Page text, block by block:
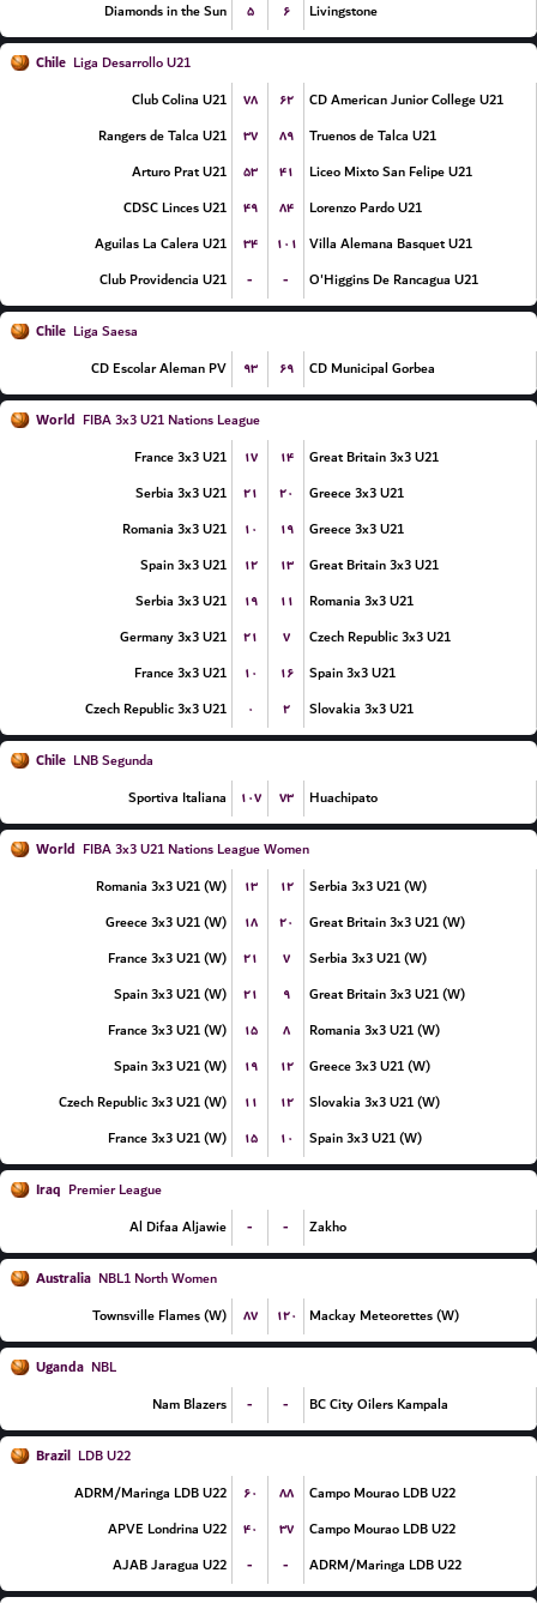
Diamonds in the Sun ۵ ۶ Livingstone
Chile Liga Desarrollo U21
Club Colina U21
۷۸ ۶۲
CD American Junior College U21
Rangers de Talca U21
۳۷ ۸۹
Truenos de Talca U21
Arturo Prat U21
۵۳ ۴۱
Liceo Mixto San Felipe U21
CDSC Linces U21
۴۹ ۸۴
Lorenzo Pardo U21
Aguilas La Calera U21
۳۴ ۱۰۱ Villa Alemana Basquet U21
Club Providencia U21
- - O'Higgins De Rancagua U21
Chile Liga Saesa
CD Escolar Aleman PV
۹۳ ۶۹ CD Municipal Gorbea
World FIBA 3x3 U21 Nations League
France 3x3 U21
۱۷ ۱۴
Great Britain 3x3 U21
Serbia 3x3 U21
۲۱ ۲۰
Greece 3x3 U21
Romania 3x3 U21
۱۰ ۱۹
Greece 3x3 U21
Spain 3x3 U21
۱۲ ۱۳
Great Britain 3x3 U21
Serbia 3x3 U21
۱۹ ۱۱
Romania 3x3 U21
Germany 3x3 U21
۲۱ ۷
Czech Republic 3x3 U21
France 3x3 U21
۱۰ ۱۶
Spain 3x3 U21
Czech Republic 3x3 U21
۰ ۲ Slovakia 3x3 U21
Chile LNB Segunda
Sportiva Italiana
۱۰۷ ۷۳ Huachipato
World FIBA 3x3 U21 Nations League Women
Romania 3x3 U21 (W)
۱۳ ۱۲
Serbia 3x3 U21 (W)
Greece 3x3 U21 (W)
۱۸ ۲۰
Great Britain 3x3 U21 (W)
France 3x3 U21 (W)
۲۱ ۷
Serbia 3x3 U21 (W)
Spain 3x3 U21 (W)
۲۱ ۹
Great Britain 3x3 U21 (W)
France 3x3 U21 (W)
۱۵ ۸
Romania 3x3 U21 (W)
Spain 3x3 U21 (W)
۱۹ ۱۲
Greece 3x3 U21 (W)
Czech Republic 3x3 U21 (W)
۱۱ ۱۲
Slovakia 3x3 U21 (W)
France 3x3 U21 (W)
۱۵ ۱۰ Spain 3x3 U21 (W)
Iraq Premier League
Al Difaa Aljawie
- - Zakho
Australia NBL1 North Women
Townsville Flames (W)
۸۷ ۱۲۰ Mackay Meteorettes (W)
Uganda NBL
Nam Blazers
- - BC City Oilers Kampala
Brazil LDB U22
ADRM/Maringa LDB U22
۶۰ ۸۸
Campo Mourao LDB U22
APVE Londrina U22
۴۰ ۳۷
Campo Mourao LDB U22
AJAB Jaragua U22
- - ADRM/Maringa LDB U22